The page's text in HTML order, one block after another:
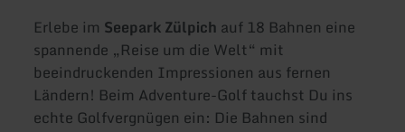
Erlebe im Seepark Zülpich auf 18 Bahnen eine
spannende „Reise um die Welt“ mit
beeindruckenden Impressionen aus fernen
Ländern! Beim Adventure-Golf tauchst Du ins
echte Golfvergnügen ein: Die Bahnen sind